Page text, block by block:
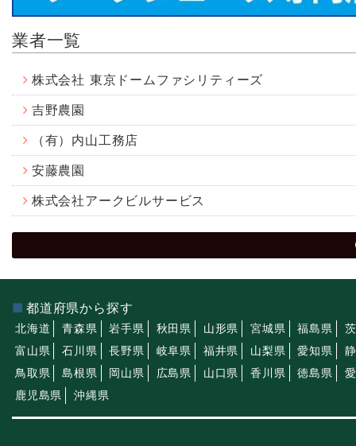
業者一覧
株式会社 東京ドームファシリティーズ
吉野農園
（有）内山工務店
安藤農園
株式会社アークビルサービス
都道府県から探す
北海道 青森県 岩手県 秋田県 山形県 宮城県 福島県
富山県
石川県 長野県 岐阜県 福井県 山梨県 愛知県
鳥取県
島根県 岡山県 広島県 山口県 香川県 徳島県
鹿児島県
沖縄県